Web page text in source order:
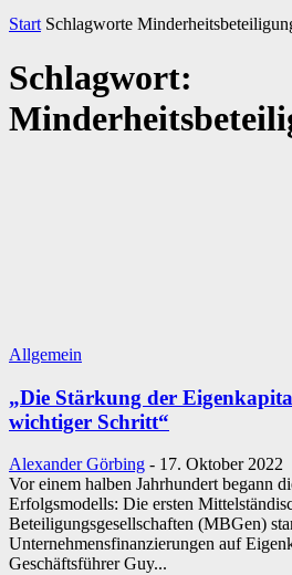
Start Schlagworte
Schlagwort:
Allgemein
„Die Stärkung der
wichtiger Schritt“
Alexander Görbing - 17. Oktober 2022
Vor einem halben Jahrhundert begann
Erfolgsmodells: Die ersten
Beteiligungsgesellschaften (MBGen)
Unternehmensfinanzierungen auf
Geschäftsführer Guy...